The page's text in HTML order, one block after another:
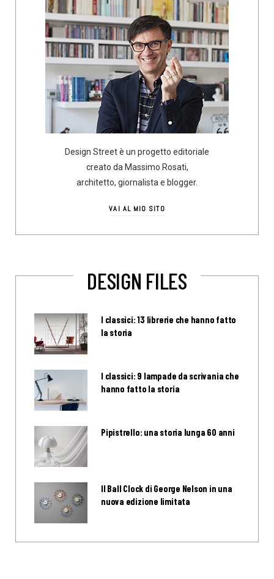
Design Street è un progetto editoriale
creato da Massimo Rosati,
architetto, giornalista e blogger.
VAI AL MIO SITO
DESIGN FILES
I classici: 13 librerie che hanno fatto
la storia
I classici: 9 lampade da scrivania che
hanno fatto la storia
Pipistrello: una storia lunga 60 anni
Il Ball Clock di George Nelson in una
nuova edizione limitata